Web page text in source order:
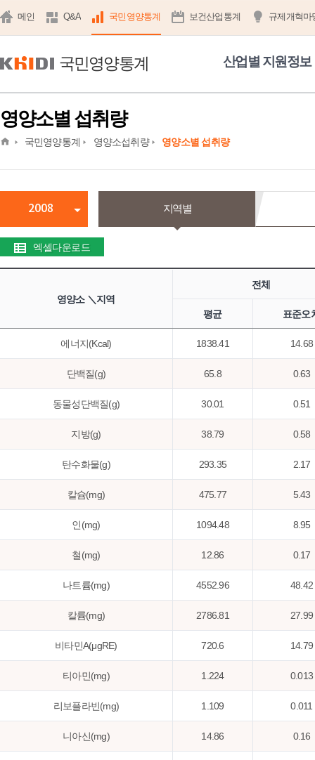
메인 Q&A 국민영양통계 보건산업통계 규제개혁마
국민영양통계 산업별 지원정보
영양소별 섭취량
home국민영양통계 영양소섭취량 영양소별 섭취량
2008 지역별
엑셀다운로드
영양소 ＼지역
전체
평균 표준오
에너지(Kcal) 1838.41 14.68
단백질(g) 65.8 0.63
동물성단백질(g) 30.01 0.51
지방(g) 38.79 0.58
탄수화물(g) 293.35 2.17
칼슘(mg) 475.77 5.43
인(mg) 1094.48 8.95
철(mg) 12.86 0.17
나트륨(mg) 4552.96 48.42
칼륨(mg) 2786.81 27.99
비타민A(μgRE) 720.6 14.79
티아민(mg) 1.224 0.013
리보플라빈(mg) 1.109 0.011
니아신(mg) 14.86 0.16